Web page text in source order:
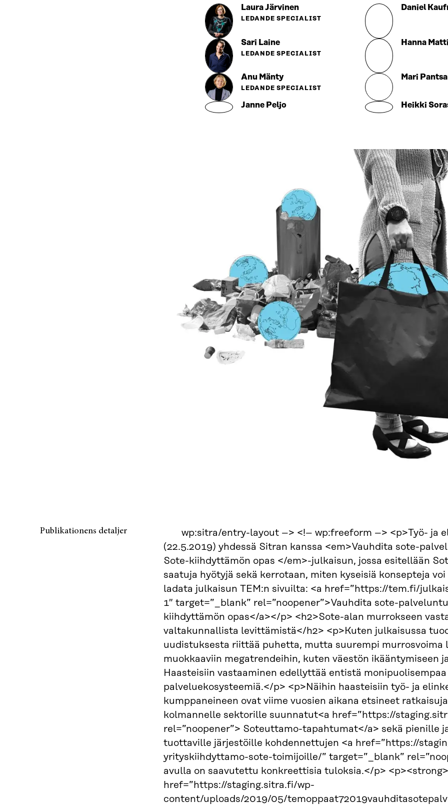
Laura Järvinen
LEDANDE SPECIALIST
Daniel
Sari Laine
LEDANDE SPECIALIST
Hanna
Anu Mänty
LEDANDE SPECIALIST
Mari
Janne Peljo Heikki
Publikationens detaljer
<!– wp:sitra/entry-layout –> <!– wp:freeform –> <p>Työ- ja
(22.5.2019) yhdessä Sitran kanssa <em>Vauhdita sote-
Sote-kiihdyttämön opas </em>-julkaisun, jossa esitellään
saatuja hyötyjä sekä kerrotaan, miten kyseisiä konsepteja
ladata julkaisun TEM:n sivuilta: <a href=”https://tem.fi/
1″ target=”_blank” rel=”noopener”>Vauhdita sote-
kiihdyttämön opas</a></p> <h2>Sote-alan murrokseen
valtakunnallista levittämistä</h2> <p>Kuten julkaisussa
uudistuksesta riittää puhetta, mutta suurempi murrosvoima
muokkaaviin megatrendeihin, kuten väestön ikääntymiseen
Haasteisiin vastaaminen edellyttää entistä
palveluekosysteemiä.</p> <p>Näihin haasteisiin työ- ja
kumppaneineen ovat viime vuosien aikana etsineet
kolmannelle sektorille suunnatut<a href=”https://
rel=”noopener”> Soteuttamo-tapahtumat</a> sekä pienille
tuottaville järjestöille kohdennettujen <a href=”https://
yrityskiihdyttamo-sote-toimijoille/” target=”_blank”
avulla on saavutettu konkreettisia tuloksia.</p>
href=”https://staging.sitra.fi/wp-
content/uploads/2019/05/